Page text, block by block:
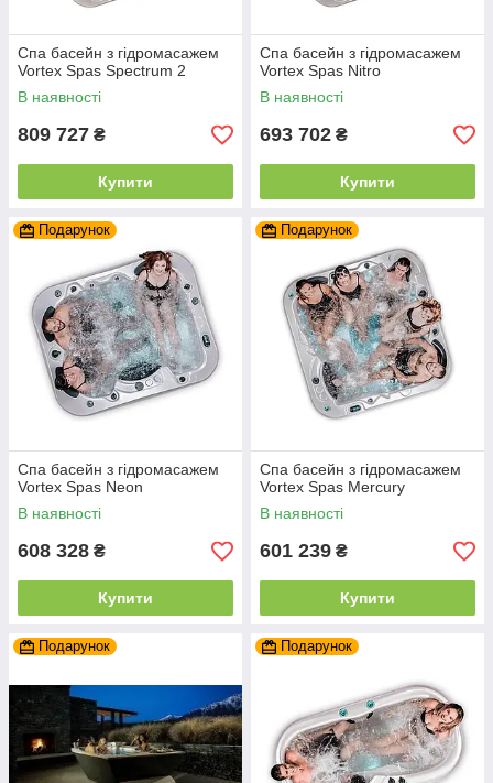
Спа басейн з гідромасажем
Vortex Spas Spectrum 2
В наявності
809 727 ₴
Купити
Спа басейн з гідромасажем
Vortex Spas Nitro
В наявності
693 702 ₴
Купити
Подарунок
Спа басейн з гідромасажем
Vortex Spas Neon
В наявності
608 328 ₴
Купити
Подарунок
Спа басейн з гідромасажем
Vortex Spas Mercury
В наявності
601 239 ₴
Купити
Подарунок Подарунок